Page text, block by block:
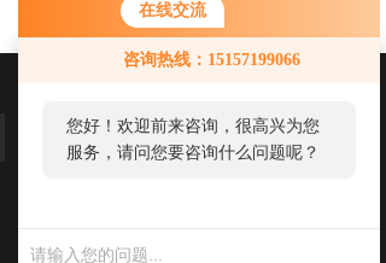
在线交流
咨询热线：15157199066
您好！欢迎前来咨询，很高兴为您
服务，请问您要咨询什么问题呢？